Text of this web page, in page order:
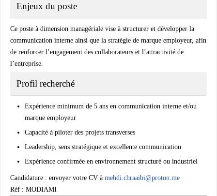
Enjeux du poste
Ce poste à dimension managériale vise à structurer et développer la
communication interne ainsi que la stratégie de marque employeur, afin
de renforcer l’engagement des collaborateurs et l’attractivité de
l’entreprise.
Profil recherché
Expérience minimum de 5 ans en communication interne et/ou
marque employeur
Capacité à piloter des projets transverses
Leadership, sens stratégique et excellente communication
Expérience confirmée en environnement structuré ou industriel
Candidature : envoyer votre CV à mehdi.chraaibi@proton.me
Réf : MODIAMI